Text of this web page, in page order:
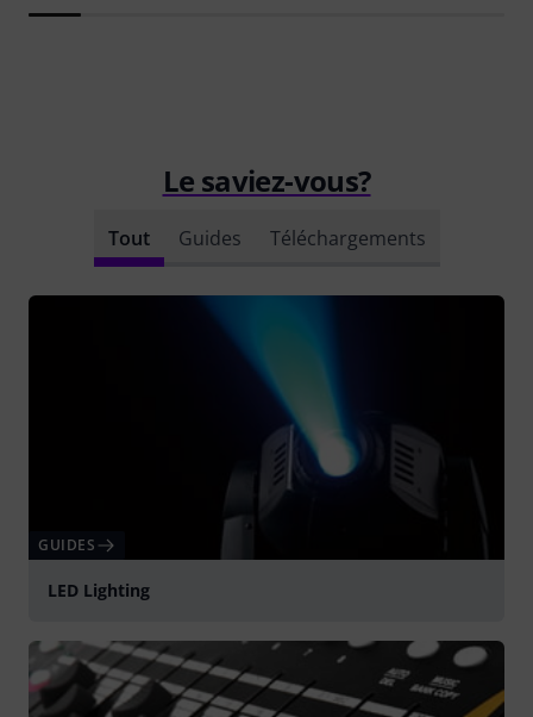
Le saviez-vous?
Tout Guides Téléchargements
GUIDES
LED Lighting